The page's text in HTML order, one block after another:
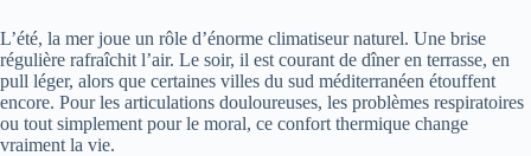
L’été, la mer joue un rôle d’énorme climatiseur naturel. Une brise
régulière rafraîchit l’air. Le soir, il est courant de dîner en terrasse, en
pull léger, alors que certaines villes du sud méditerranéen étouffent
encore. Pour les articulations douloureuses, les problèmes respiratoires
ou tout simplement pour le moral, ce confort thermique change
vraiment la vie.